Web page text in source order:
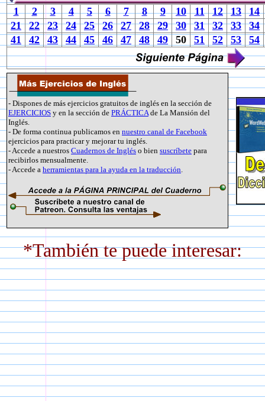
1 2 3 4 5 6 7 8 9 10 11 12 13
14
21
22 23 24 25 26 27 28 29 30 31 32 33
34
41
42 43 44 45 46 47 48 49 50 51 52 53 54
- Dispones de más ejercicios gratuitos de inglés en la sección de
EJERCICIOS y en la sección de PRÁCTICAde La Mansión del
Inglés.
- De forma continua publicamos en nuestro canal de Facebook
ejercicios para practicar y mejorar tu inglés.
- Accede a nuestros Cuadernos de Inglés o bien suscríbete para
recibirlos mensualmente.
- Accede a herramientas para la ayuda en la traducción.
*También te puede interesar: